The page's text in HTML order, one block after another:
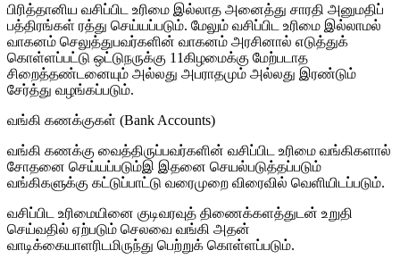
பிரித்தானிய வசிப்பிட உரிமை இல்லாத அனைத்து சாரதி அனுமதிப்
பத்திரங்கள் ரத்து செய்யப்படும். மேலும் வசிப்பிட உரிமை இல்லாமல்
வாகனம் செலுத்துபவர்களின் வாகனம் அரசினால் எடுத்துக்
கொள்ளப்பட்டு ஒட்டுநருக்கு 11கிழமைக்கு மேற்படாத
சிறைத்தண்டனையும் அல்லது அபராதமும் அல்லது இரண்டும்
சேர்த்து வழங்கப்படும்.
வங்கி கணக்குகள் (Bank Accounts)
வங்கி கணக்கு வைத்திருப்பவர்களின் வசிப்பிட உரிமை வங்கிகளால்
சோதனை செய்யப்படும்இ இதனை செயல்படுத்தப்படும்
வங்கிகளுக்கு கட்டுப்பாட்டு வரைமுறை விரைவில் வெளியிடப்படும்.
வசிப்பிட உரிமையினை குடிவரவுத் திணைக்களத்துடன் உறுதி
செய்வதில் ஏற்படும் செலவை வங்கி அதன்
வாடிக்கையாளரிடமிருந்து பெற்றுக் கொள்ளப்படும்.